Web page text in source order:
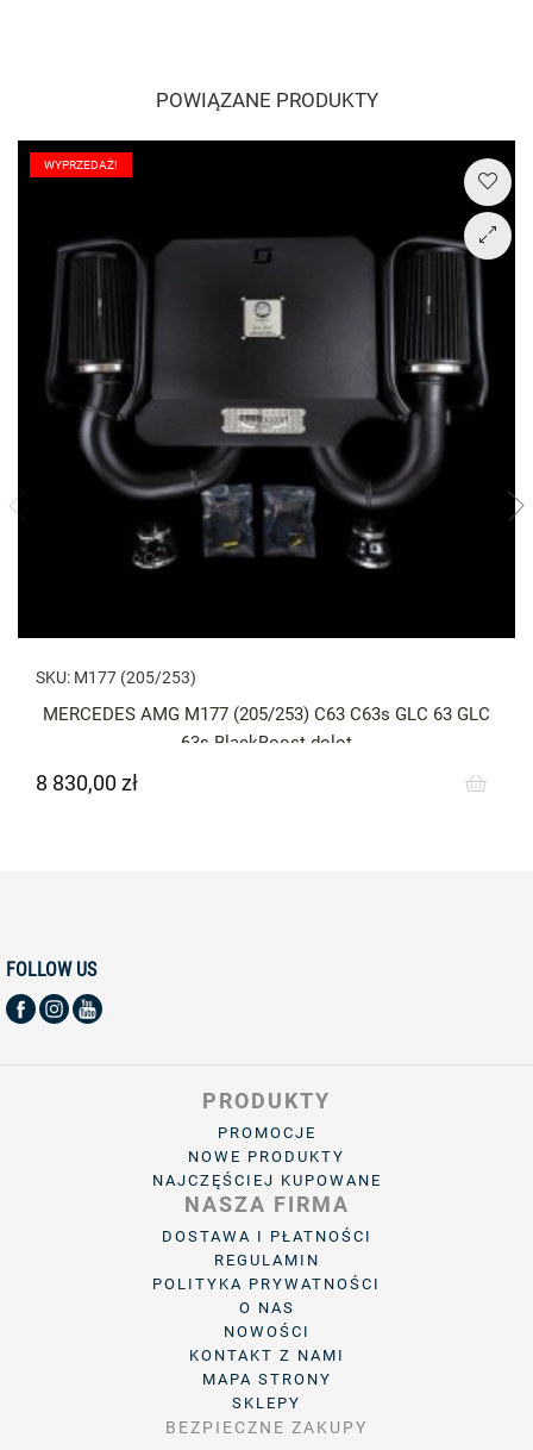
POWIĄZANE PRODUKTY
SKU: M177 (205/253)
MERCEDES AMG M177 (205/253) C63 C63s GLC 63 GLC
63s BlackBoost dolot
Cena
8 830,00 zł
WYPRZEDAŻ!
FOLLOW US
PRODUKTY
PROMOCJE
NOWE PRODUKTY
NAJCZĘŚCIEJ KUPOWANE
NASZA FIRMA
DOSTAWA I PŁATNOŚCI
REGULAMIN
POLITYKA PRYWATNOŚCI
O NAS
NOWOŚCI
KONTAKT Z NAMI
MAPA STRONY
SKLEPY
BEZPIECZNE ZAKUPY